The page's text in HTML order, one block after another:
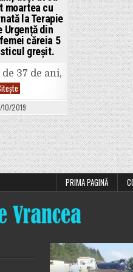
moartea cu
la Terapie
Urgență din
căreia 5
greșit.
37 de ani,
Trimisă
acasă
de
la
Spitalul
Județean
Focșani,
deși
avea
MENINGITĂ!
”Am
moartea
ochii!
6
zile
Terapie
10/2019
PRIMA PAGINĂ